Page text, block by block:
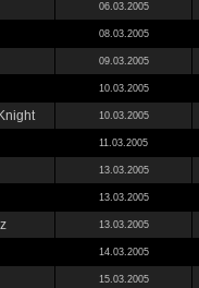
06.03.2005
08.03.2005
09.03.2005
10.03.2005
10.03.2005
11.03.2005
13.03.2005
13.03.2005
13.03.2005
14.03.2005
15.03.2005